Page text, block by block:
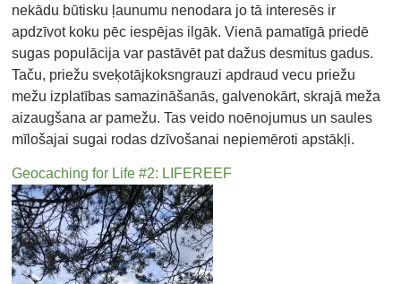
nekādu būtisku ļaunumu nenodara jo tā interesēs ir
apdzīvot koku pēc iespējas ilgāk. Vienā pamatīgā priedē
sugas populācija var pastāvēt pat dažus desmitus gadus.
Taču, priežu sveķotājkoksngrauzi apdraud vecu priežu
mežu izplatības samazināšanās, galvenokārt, skrajā meža
aizaugšana ar pamežu. Tas veido noēnojumus un saules
mīlošajai sugai rodas dzīvošanai nepiemēroti apstākļi.
Geocaching for Life #2: LIFEREEF